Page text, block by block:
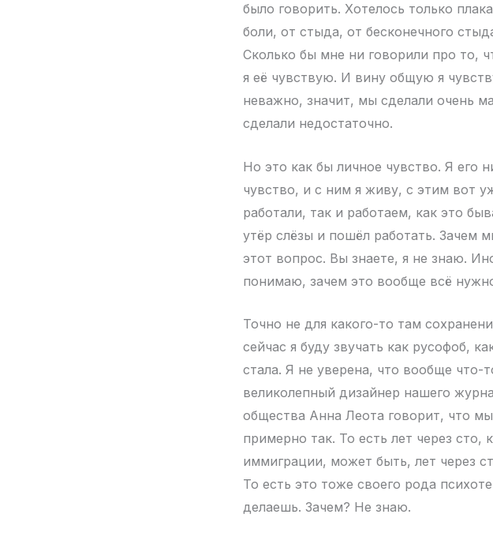
было говорить. Хотелось только
боли, от стыда, от бесконечного
Сколько бы мне ни говорили про то,
я её чувствую. И вину общую я
неважно, значит, мы сделали очень
сделали недостаточно.
Но это как бы личное чувство. Я его
чувство, и с ним я живу, с этим вот
работали, так и работаем, как это
утёр слёзы и пошёл работать. Зачем
этот вопрос. Вы знаете, я не знаю.
понимаю, зачем это вообще всё
Точно не для какого-то там
сейчас я буду звучать как русофоб,
стала. Я не уверена, что вообще что-
великолепный дизайнер нашего
общества Анна Леота говорит, что
примерно так. То есть лет через
иммиграции, может быть, лет через
То есть это тоже своего рода
делаешь. Зачем? Не знаю.